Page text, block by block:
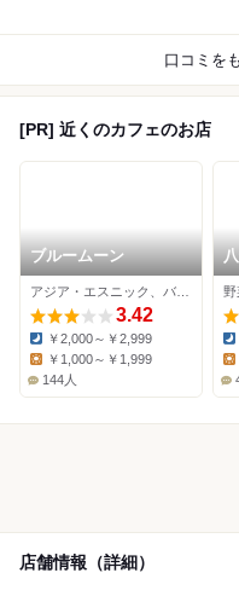
口コミを
[PR] 近くのカフェのお店
ブルームーン
3.42
Dinner:
￥2,000～￥2,999
￥1,000～￥1,999
144人
野
店舗情報（詳細）